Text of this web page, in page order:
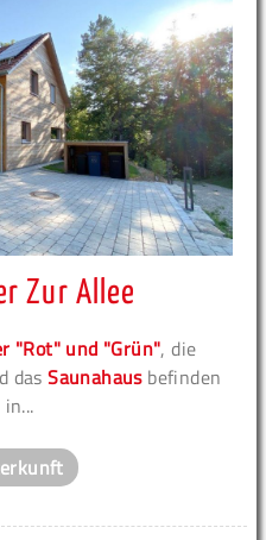
Zur Allee
"Rot" und "Grün", die
dasSaunahausbefinden